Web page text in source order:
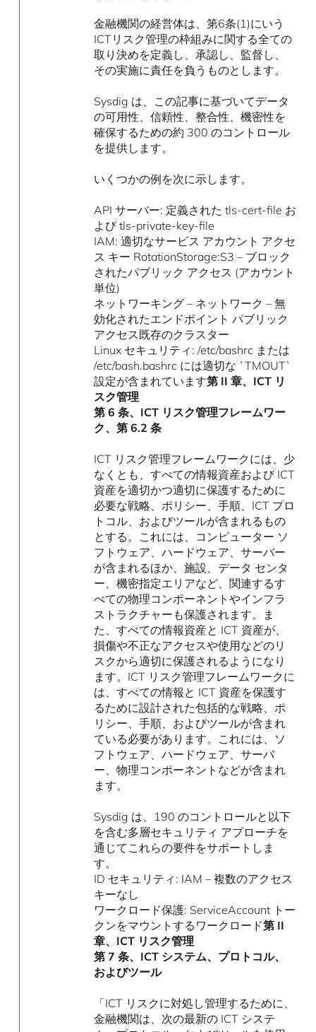
金融機関の経営体は、第6条(1)にいう
ICTリスク管理の枠組みに関する全ての
取り決めを定義し、承認し、監督し、
その実施に責任を負うものとします。
Sysdig は、この記事に基づいてデータ
の可用性、信頼性、整合性、機密性を
確保するための約 300 のコントロール
を提供します。
いくつかの例を次に示します。
API サーバー: 定義された tls-cert-file お
よび tls-private-key-file
IAM: 適切なサービス アカウント アクセ
ス キー RotationStorage:S3 – ブロック
されたパブリック アクセス (アカウント
単位)
ネットワーキング – ネットワーク – 無
効化されたエンドポイント パブリック
アクセス既存のクラスター
Linux セキュリティ: /etc/bashrc または
/etc/bash.bashrc には適切な `TMOUT`
設定が含まれています第 II 章、ICT リ
スク管理
第 6 条、ICT リスク管理フレームワー
ク、第 6.2 条
ICT リスク管理フレームワークには、少
なくとも、すべての情報資産および ICT
資産を適切かつ適切に保護するために
必要な戦略、ポリシー、手順、ICT プロ
トコル、およびツールが含まれるもの
とする。これには、コンピューター ソ
フトウェア、ハードウェア、サーバー
が含まれるほか、施設、データ センタ
ー、機密指定エリアなど、関連するす
べての物理コンポーネントやインフラ
ストラクチャーも保護されます。ま
た、すべての情報資産と ICT 資産が、
損傷や不正なアクセスや使用などのリ
スクから適切に保護されるようになり
ます。ICT リスク管理フレームワークに
は、すべての情報と ICT 資産を保護す
るために設計された包括的な戦略、ポ
リシー、手順、およびツールが含まれ
ている必要があります。これには、ソ
フトウェア、ハードウェア、サーバ
ー、物理コンポーネントなどが含まれ
ます。
Sysdig は、190 のコントロールと以下
を含む多層セキュリティ アプローチを
通じてこれらの要件をサポートしま
す。
ID セキュリティ: IAM – 複数のアクセス
キーなし
ワークロード保護: ServiceAccount トー
クンをマウントするワークロード第 II
章、ICT リスク管理
第 7 条、ICT システム、プロトコル、
およびツール
「ICT リスクに対処し管理するために、
金融機関は、次の最新の ICT システ